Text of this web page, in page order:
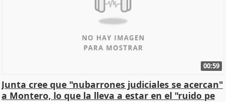
00:59
Junta cree que "nubarrones judiciales se acercan"
a Montero, lo que la lleva a estar en el "ruido pe